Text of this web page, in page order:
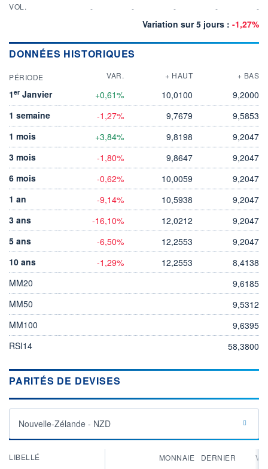
VOL.
- - - - -
Variation sur 5 jours : -1,27%
DONNÉES HISTORIQUES
PÉRIODE VAR. + HAUT + BAS
1er Janvier +0,61% 10,0100
9,2000
1 semaine
-1,27% 9,7679
9,5853
1 mois
+3,84% 9,8198
9,2047
3 mois
-1,80% 9,8647
9,2047
6 mois
-0,62% 10,0059
9,2047
1 an
-9,14% 10,5938
9,2047
3 ans
-16,10% 12,0212
9,2047
5 ans
-6,50% 12,2553
9,2047
10 ans
-1,29% 12,2553
8,4138
MM20
9,6185
MM50
9,5312
MM100
9,6395
RSI14
58,3800
PARITÉS DE DEVISES
Nouvelle-Zélande - NZD
LIBELLÉ MONNAIE DERNIER